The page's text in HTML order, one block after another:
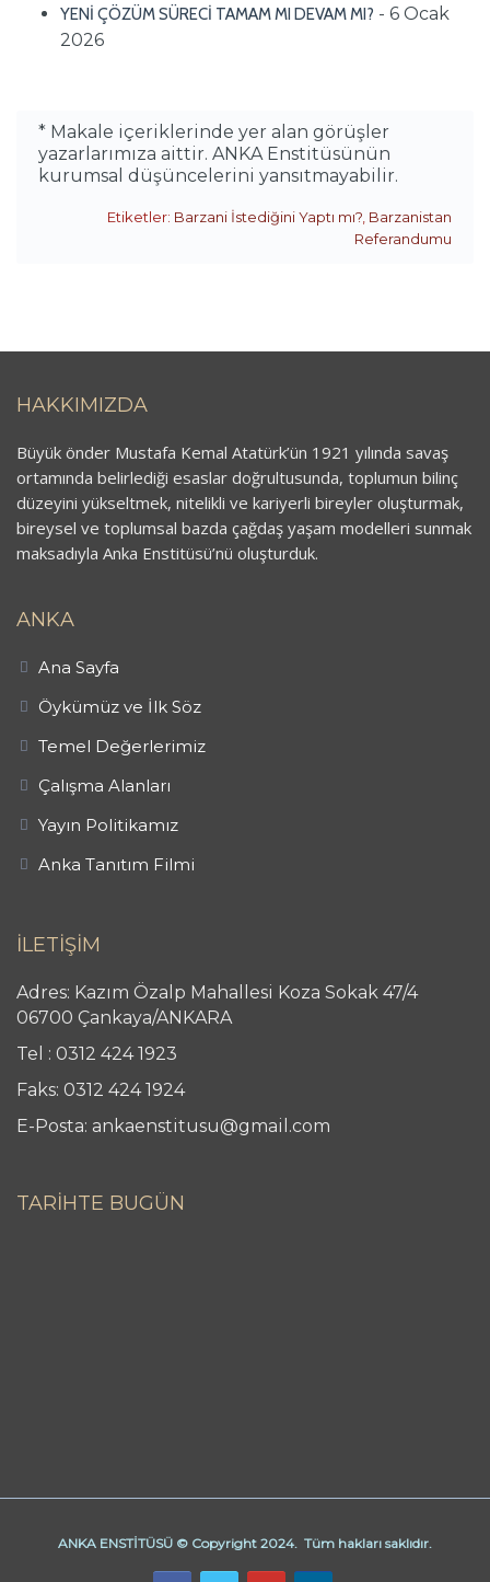
YENİ ÇÖZÜM SÜRECİ TAMAM MI DEVAM MI? - 6 Ocak
2026
* Makale içeriklerinde yer alan görüşler
yazarlarımıza aittir. ANKA Enstitüsünün
kurumsal düşüncelerini yansıtmayabilir.
Etiketler: Barzani İstediğini Yaptı mı?, Barzanistan
Referandumu
HAKKIMIZDA
Büyük önder Mustafa Kemal Atatürk’ün 1921 yılında savaş
ortamında belirlediği esaslar doğrultusunda, toplumun bilinç
düzeyini yükseltmek, nitelikli ve kariyerli bireyler oluşturmak,
bireysel ve toplumsal bazda çağdaş yaşam modelleri sunmak
maksadıyla Anka Enstitüsü’nü oluşturduk.
ANKA
Ana Sayfa
Öykümüz ve İlk Söz
Temel Değerlerimiz
Çalışma Alanları
Yayın Politikamız
Anka Tanıtım Filmi
İLETİŞİM
Adres: Kazım Özalp Mahallesi Koza Sokak 47/4
06700 Çankaya/ANKARA
Tel : 0312 424 1923
Faks: 0312 424 1924
E-Posta: ankaenstitusu@gmail.com
TARİHTE BUGÜN
ANKA ENSTİTÜSÜ © Copyright 2024. Tüm hakları saklıdır.